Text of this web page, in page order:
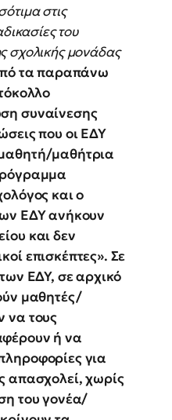
στις
του
σχολικής μονάδας
τα παραπάνω
συναίνεσης
που οι ΕΔΥ
μαθήτρια
και ο
ΕΔΥ ανήκουν
και δεν
επισκέπτες». Σε
ΕΔΥ, σε αρχικό
μαθητές/
να τους
ή να
για
απασχολεί, χωρίς
του γονέα/